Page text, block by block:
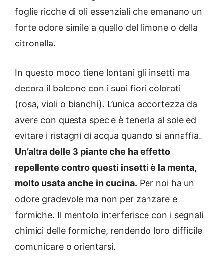
foglie ricche di oli essenziali che emanano un
forte odore simile a quello del limone o della
citronella.
In questo modo tiene lontani gli insetti ma
decora il balcone con i suoi fiori colorati
(rosa, violi o bianchi). L’unica accortezza da
avere con questa specie è tenerla al sole ed
evitare i ristagni di acqua quando si annaffia.
Un’altra delle 3 piante che ha effetto
repellente contro questi insetti è la menta,
molto usata anche in cucina. Per noi ha un
odore gradevole ma non per zanzare e
formiche. Il mentolo interferisce con i segnali
chimici delle formiche, rendendo loro difficile
comunicare o orientarsi.